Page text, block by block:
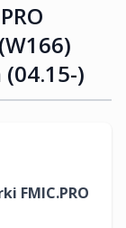
)
FMIC.PRO